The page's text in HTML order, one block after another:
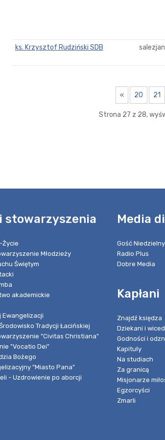
ks. Krzysztof Rudziński SDB
« 20 21
Strona 27 z 28,
stowarzyszenia
Życie
Młodzieży
Świętym
akademickie
Ewangelizacji
Tradycji Łacińskiej
"Civitas Christiana"
"Vocatio Dei"
Bożego
"Miasto Pana"
- Uzdrowienie po aborcji
Media
Gość Niedzielny
Radio Plus
Dobre Media
Kapłani
Znajdź księdza
Dziekani i
Godności i
Kapituły
Na studiach
Za granicą
Misjonarze
Egzorcyści
Zmarli